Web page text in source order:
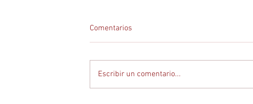
Comentarios
Escribir un comentario...